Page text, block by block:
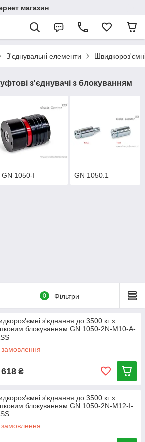
магазин
З'єднувальні елементи
з'єднувачі з блокуванням
GN 1050-I GN 1050.1
0 Фільтри
з'єднання до 3500 кг з
блокуванням GN 1050-2N-M10-A-
замовлення
₴
з'єднання до 3500 кг з
блокуванням GN 1050-2N-M12-I-
замовлення